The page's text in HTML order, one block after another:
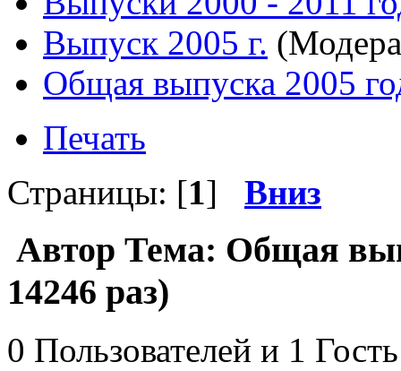
Выпуск 2005 г.
Общая выпуска 2005
Печать
Страницы: [1] Вниз
Автор Тема: Общая
14246 раз)
0 Пользователей и 1